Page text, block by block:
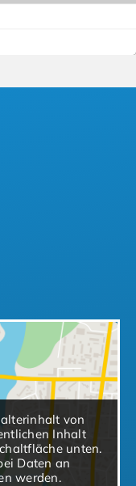
von
Inhalt
unten.
Daten an
werden.